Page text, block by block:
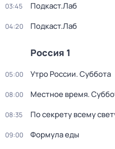
03:45 Подкаст.Лаб
04:20 Подкаст.Лаб
Россия 1
05:00 Утро России. Суббота
08:00 Местное время.
08:35 По секрету всему
09:00 Формула еды